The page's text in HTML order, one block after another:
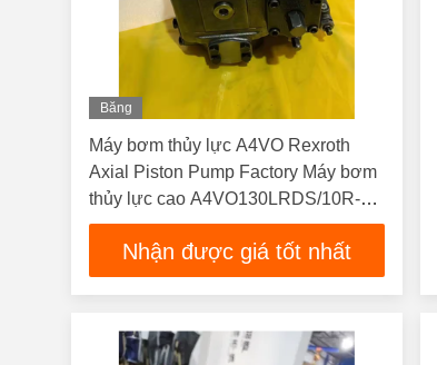
Băng
Máy bơm thủy lực A4VO Rexroth
Axial Piston Pump Factory Máy bơm
thủy lực cao A4VO130LRDS/10R-
PZA12K01-S A4VO Axial Piston
Nhận được giá tốt nhất